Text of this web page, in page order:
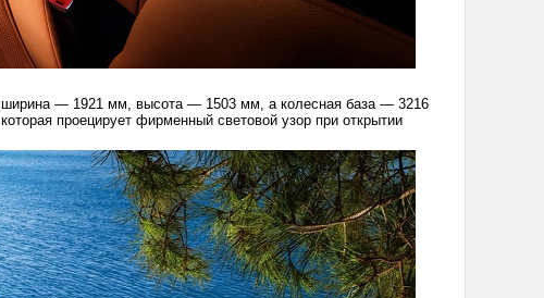
— 1921 мм, высота — 1503 мм, а колесная база — 3216
проецирует фирменный световой узор при открытии